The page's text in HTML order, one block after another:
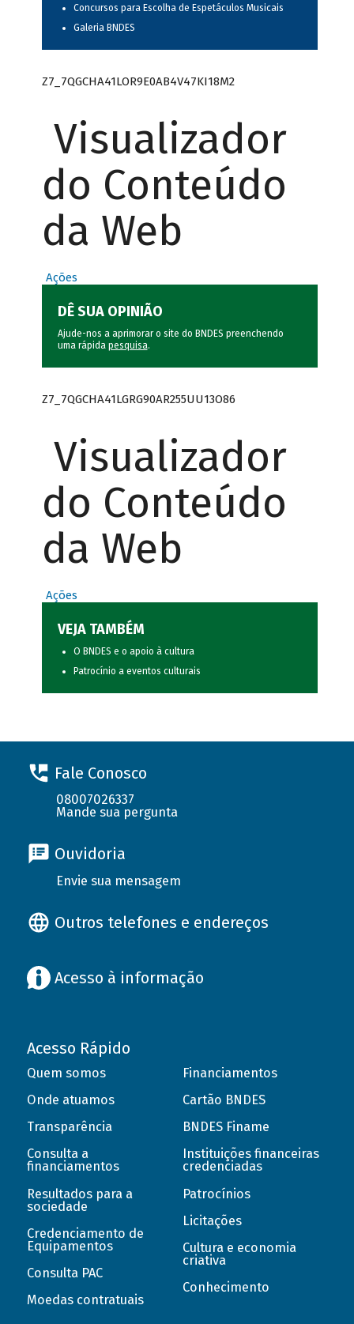
Concursos para Escolha de Espetáculos Musicais
Galeria BNDES
Z7_7QGCHA41LOR9E0AB4V47KI18M2
Visualizador
do Conteúdo
da Web
Ações
DÊ SUA OPINIÃO
Ajude-nos a aprimorar o site do BNDES preenchendo
uma rápida pesquisa.
Z7_7QGCHA41LGRG90AR255UU13O86
Visualizador
do Conteúdo
da Web
Ações
VEJA TAMBÉM
O BNDES e o apoio à cultura
Patrocínio a eventos culturais
Fale Conosco
08007026337
Mande sua pergunta
Ouvidoria
Envie sua mensagem
Outros telefones e endereços
Acesso à informação
Acesso Rápido
Quem somos
Onde atuamos
Transparência
Consulta a
financiamentos
Resultados para a
sociedade
Credenciamento de
Equipamentos
Consulta PAC
Moedas contratuais
Financiamentos
Cartão BNDES
BNDES Finame
Instituições financeiras
credenciadas
Patrocínios
Licitações
Cultura e economia
criativa
Conhecimento